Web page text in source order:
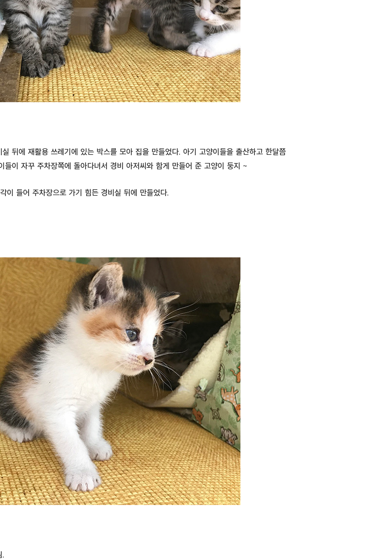
뒤에 재활용 쓰레기에 있는 박스를 모아 집을 만들었다. 아기 고양이들을 출산하고 한달쯤
이 자꾸 주차장쪽에 돌아다녀서 경비 아저씨와 함게 만들어 준 고양이 둥지 ~
이 들어 주차장으로 가기 힘든 경비실 뒤에 만들었다.
.